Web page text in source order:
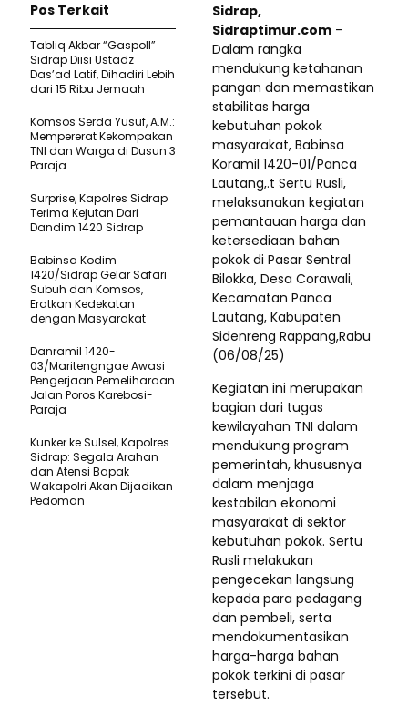
Sidrap,
Sidraptimur.com –
Dalam rangka
mendukung ketahanan
pangan dan memastikan
stabilitas harga
kebutuhan pokok
masyarakat, Babinsa
Koramil 1420-01/Panca
Lautang,.t Sertu Rusli,
melaksanakan kegiatan
pemantauan harga dan
ketersediaan bahan
pokok di Pasar Sentral
Bilokka, Desa Corawali,
Kecamatan Panca
Lautang, Kabupaten
Sidenreng Rappang,Rabu
(06/08/25)
Kegiatan ini merupakan
bagian dari tugas
kewilayahan TNI dalam
mendukung program
pemerintah, khususnya
dalam menjaga
kestabilan ekonomi
masyarakat di sektor
kebutuhan pokok. Sertu
Rusli melakukan
pengecekan langsung
kepada para pedagang
dan pembeli, serta
mendokumentasikan
harga-harga bahan
pokok terkini di pasar
tersebut.
Pos Terkait
Tabliq Akbar “Gaspoll”
Sidrap Diisi Ustadz
Das’ad Latif, Dihadiri Lebih
dari 15 Ribu Jemaah
Komsos Serda Yusuf, A.M.:
Mempererat Kekompakan
TNI dan Warga di Dusun 3
Paraja
Surprise, Kapolres Sidrap
Terima Kejutan Dari
Dandim 1420 Sidrap
Babinsa Kodim
1420/Sidrap Gelar Safari
Subuh dan Komsos,
Eratkan Kedekatan
dengan Masyarakat
Danramil 1420-
03/Maritengngae Awasi
Pengerjaan Pemeliharaan
Jalan Poros Karebosi-
Paraja
Kunker ke Sulsel, Kapolres
Sidrap: Segala Arahan
dan Atensi Bapak
Wakapolri Akan Dijadikan
Pedoman